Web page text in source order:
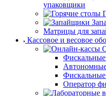
упаковщики
Матрицы для
Кассовое и весовое
Фискальные
Фискальные
Оператор